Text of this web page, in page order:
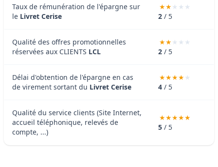
Taux de rémunération de l'épargne sur
le Livret Cerise 2 / 5
Qualité des offres promotionnelles
réservées aux CLIENTS LCL 2 / 5
Délai d'obtention de l'épargne en cas
de virement sortant du Livret Cerise 4 / 5
Qualité du service clients (Site Internet,
accueil téléphonique, relevés de
compte, ...)
5 / 5